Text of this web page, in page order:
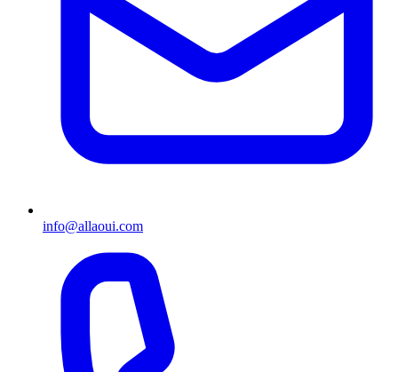
info@allaoui.com